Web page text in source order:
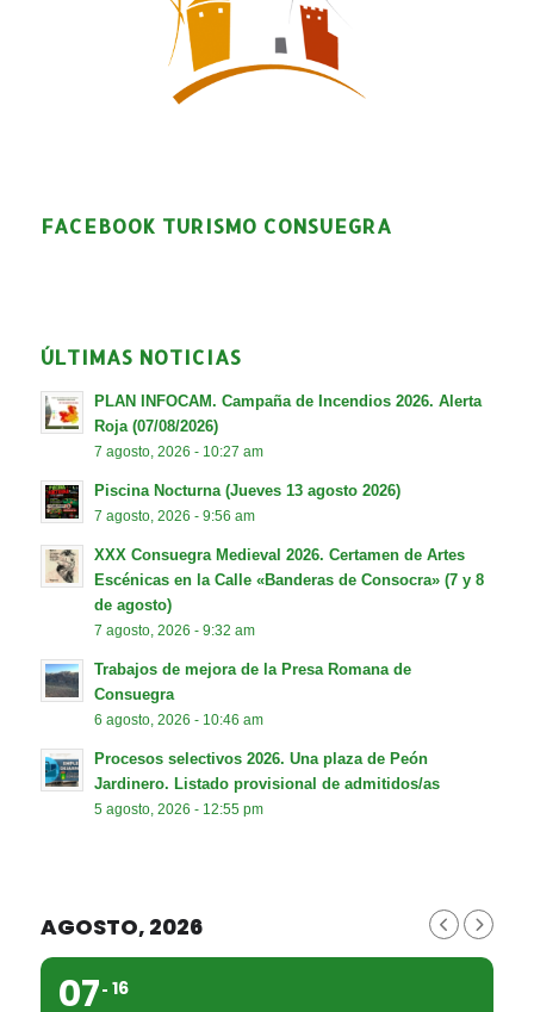
FACEBOOK TURISMO CONSUEGRA
ÚLTIMAS NOTICIAS
PLAN INFOCAM. Campaña de Incendios 2026. Alerta
Roja (07/08/2026)
7 agosto, 2026 - 10:27 am
Piscina Nocturna (Jueves 13 agosto 2026)
7 agosto, 2026 - 9:56 am
XXX Consuegra Medieval 2026. Certamen de Artes
Escénicas en la Calle «Banderas de Consocra» (7 y 8
de agosto)
7 agosto, 2026 - 9:32 am
Trabajos de mejora de la Presa Romana de
Consuegra
6 agosto, 2026 - 10:46 am
Procesos selectivos 2026. Una plaza de Peón
Jardinero. Listado provisional de admitidos/as
5 agosto, 2026 - 12:55 pm
AGOSTO, 2026
07 16